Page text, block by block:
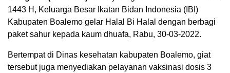
1443 H, Keluarga Besar Ikatan Bidan Indonesia (IBI)
Kabupaten Boalemo gelar Halal Bi Halal dengan berbagi
paket sahur kepada kaum dhuafa, Rabu, 30-03-2022.
Bertempat di Dinas kesehatan kabupaten Boalemo, giat
tersebut juga menyediakan pelayanan vaksinasi dosis 3